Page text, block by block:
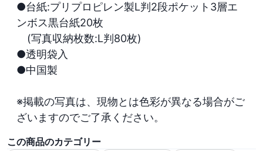
●台紙:プリプロピレン製L判2段ポケット3層エ
ンボス黒台紙20枚
(写真収納枚数:L判80枚)
●透明袋入
●中国製
※掲載の写真は、現物とは色彩が異なる場合がご
ざいますのでご了承ください。
この商品のカテゴリー